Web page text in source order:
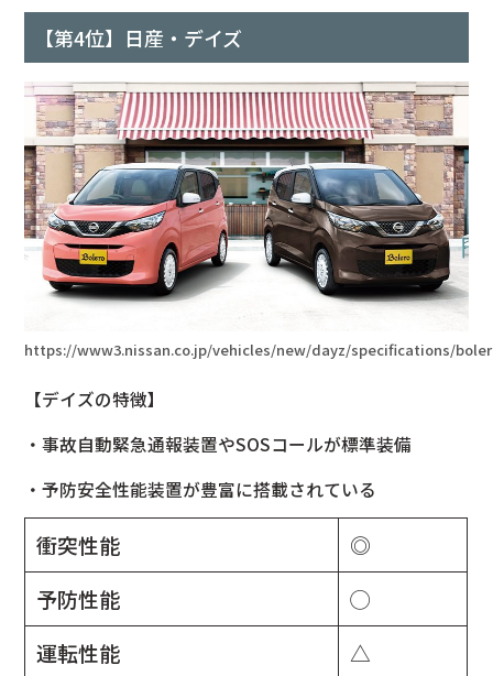
【第4位】日産・デイズ
https://www3.nissan.co.jp/vehicles/new/dayz/specifications/
【デイズの特徴】
・事故自動緊急通報装置やSOSコールが標準装備
・予防安全性能装置が豊富に搭載されている
衝突性能
◎
予防性能
◯
運転性能
△